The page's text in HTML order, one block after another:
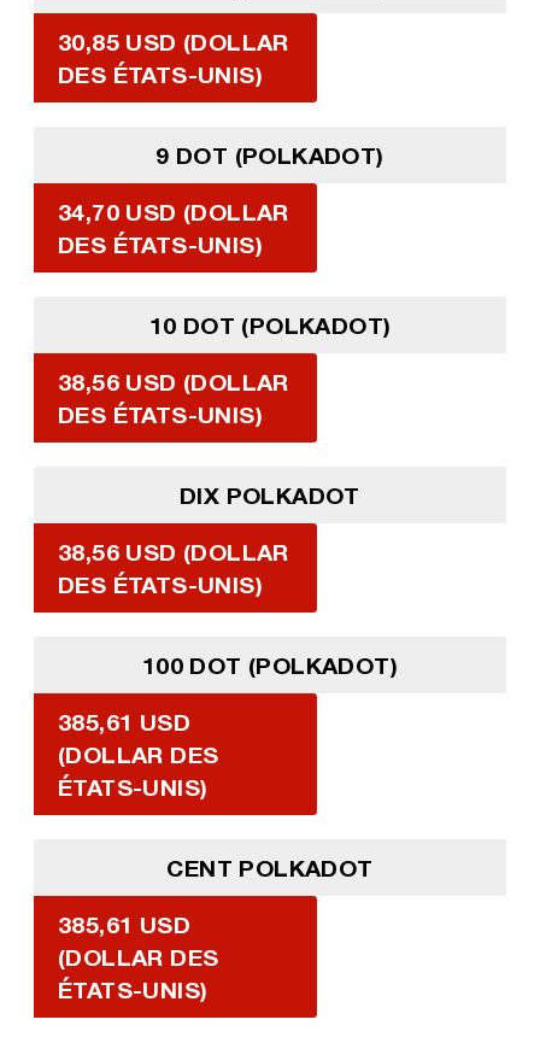
30,85 USD (DOLLAR
DES ÉTATS-UNIS)
9 DOT (POLKADOT)
34,70 USD (DOLLAR
DES ÉTATS-UNIS)
10 DOT (POLKADOT)
38,56 USD (DOLLAR
DES ÉTATS-UNIS)
DIX POLKADOT
38,56 USD (DOLLAR
DES ÉTATS-UNIS)
100 DOT (POLKADOT)
385,61 USD
(DOLLAR DES
ÉTATS-UNIS)
CENT POLKADOT
385,61 USD
(DOLLAR DES
ÉTATS-UNIS)